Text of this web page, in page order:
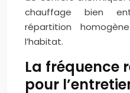
chauffage bien
répartition
l’habitat.
La fréquence
pour